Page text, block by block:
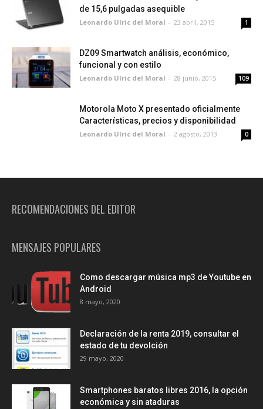
de 15,6 pulgadas asequible
Leonardo Ulric del Moral - 23 abril, 2015 1
DZ09 Smartwatch análisis, económico,
funcional y con estilo
Leonardo Ulric del Moral - 28 junio, 2015 109
Motorola Moto X presentado oficialmente
Características, precios y disponibilidad
Leonardo Ulric del Moral - 2 agosto, 2013 0
RECOMENDACIONES DEL EDITOR
MENSAJES POPULARES
Como descargar música mp3 de Youtube en
Android
8 mayo, 2020
Declaración de la renta 2019, consultar el
estado de tu devolción
29 mayo, 2020
Smartphones baratos libres 2016, la opción
económica y sin ataduras